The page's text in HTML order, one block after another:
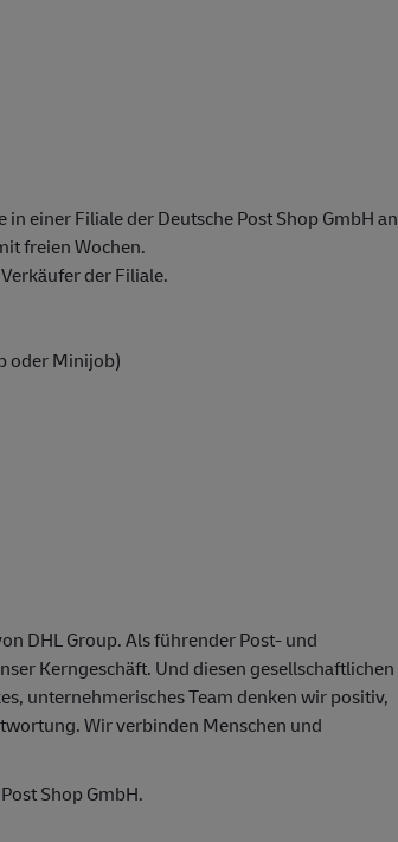
einer Filiale der Deutsche Post Shop GmbH an
freien Wochen.
der Filiale.
oder Minijob)
DHL Group. Als führender Post- und
Kerngeschäft. Und diesen gesellschaftlichen
unternehmerisches Team denken wir positiv,
Wir verbinden Menschen und
Shop GmbH.